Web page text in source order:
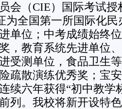
会（CIE）国际考试授
为全国第一所国际化
单位；中考成绩始终
，教育系统先进单位
受测单位，食品卫生
疏散演练优秀奖；宝
续六年获得“初中教学
列。我校将新开设特